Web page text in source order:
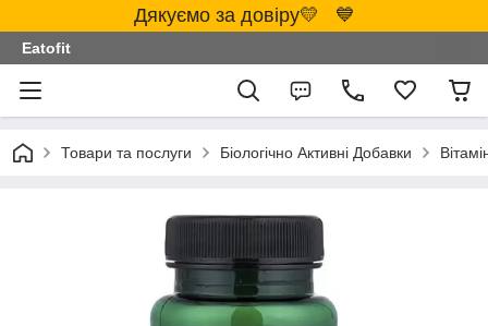
Дякуємо за довіру💛 💙
Eatofit
Товари та послуги Біологічно Активні Добавки